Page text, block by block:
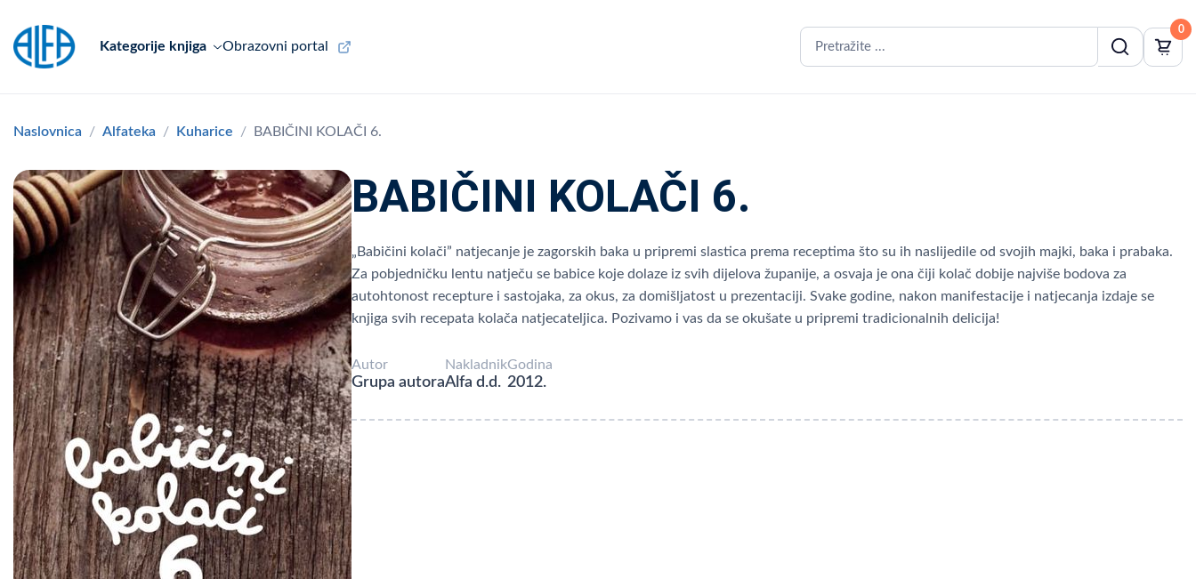
Kategorije knjiga Obrazovni portal
0
Naslovnica Alfateka Kuharice BABIČINI KOLAČI 6.
BABIČINI KOLAČI 6.
„Babičini kolači” natjecanje je zagorskih baka u pripremi slastica prema receptima što su ih naslijedile od svojih majki, baka i prabaka.
Za pobjedničku lentu natječu se babice koje dolaze iz svih dijelova županije, a osvaja je ona čiji kolač dobije najviše bodova za
autohtonost recepture i sastojaka, za okus, za domišljatost u prezentaciji. Svake godine, nakon manifestacije i natjecanja izdaje se
knjiga svih recepata kolača natjecateljica. Pozivamo i vas da se okušate u pripremi tradicionalnih delicija!
Autor
Grupa autora
Nakladnik
Alfa d.d.
Godina
2012.